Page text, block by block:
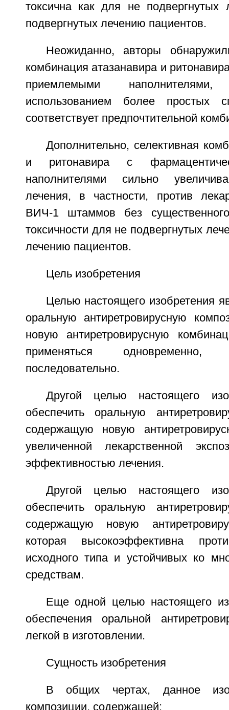
токсична как для не
подвергнутых лечению пациентов.
Неожиданно, авторы
комбинация атазанавира и
приемлемыми
использованием более простых
соответствует предпочтительной
Дополнительно, селективная
и ритонавира с
наполнителями сильно
лечения, в частности, против
ВИЧ-1 штаммов без
токсичности для не подвергнутых
лечению пациентов.
Цель изобретения
Целью настоящего изобретения
оральную антиретровирусную
новую антиретровирусную
применяться
последовательно.
Другой целью настоящего
обеспечить оральную
содержащую новую
увеличенной лекарственной
эффективностью лечения.
Другой целью настоящего
обеспечить оральную
содержащую новую
которая высокоэффективна
исходного типа и устойчивых ко
средствам.
Еще одной целью настоящего
обеспечения оральной
легкой в изготовлении.
Сущность изобретения
В общих чертах, данное
композиции, содержащей: